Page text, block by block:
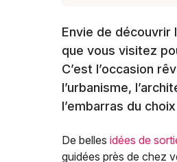
Envie de découvrir
que vous visitez
C’est l’occasion
l’urbanisme,
l’embarras du
De belles idées de
guidées près de chez